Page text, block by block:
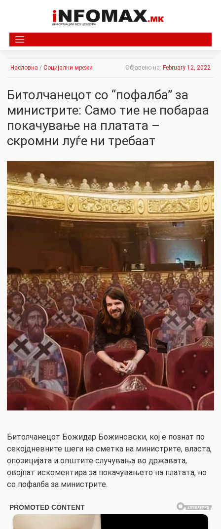
Насловна / Социјални мрежи Објавено на: February 12, 2022
Битолчанецот со “пофалба” за
министрите: Само тие не побараа
покачување на платата –
скромни луѓе ни требаат
Битолчанецот Божидар Божиновски, кој е познат по
секојдневните шеги на сметка на министрите, власта,
опозицијата и општите случувања во државата,
овојпат искоментира за покачувањето на платата, но
со пофалба за министрите.